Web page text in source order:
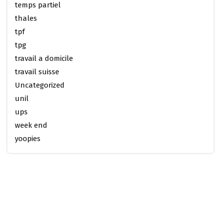
temps partiel
thales
tpf
tpg
travail a domicile
travail suisse
Uncategorized
unil
ups
week end
yoopies